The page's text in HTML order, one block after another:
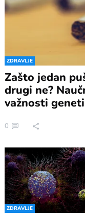
ZDRAVLJE
Zašto jedan
drugi ne?
važnosti
0
ZDRAVLJE